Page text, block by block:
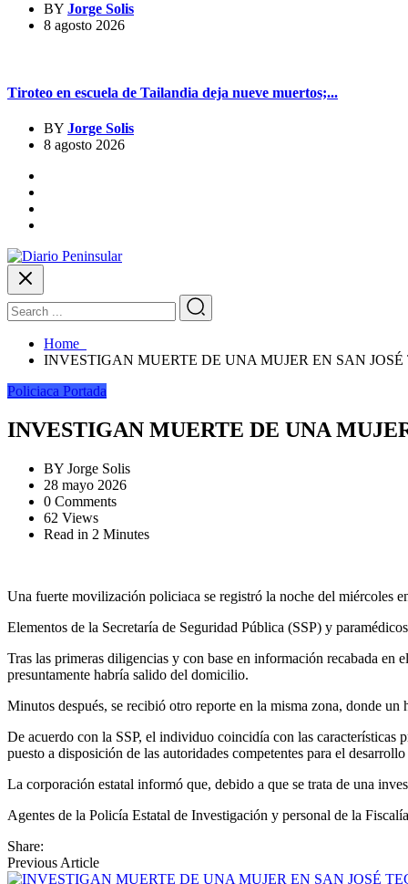
BY Jorge Solis
8 agosto 2026
Tiroteo en escuela de Tailandia deja nueve muertos;...
BY Jorge Solis
8 agosto 2026
Home
INVESTIGAN MUERTE DE UNA MUJER EN SAN
Policiaca Portada
INVESTIGAN MUERTE DE UNA
BY Jorge Solis
28 mayo 2026
0 Comments
62 Views
Read in 2 Minutes
Una fuerte movilización policiaca se registró la noche del miércoles
Elementos de la Secretaría de Seguridad Pública (SSP) y
Tras las primeras diligencias y con base en información recabada en
presuntamente habría salido del domicilio.
Minutos después, se recibió otro reporte en la misma zona, donde
De acuerdo con la SSP, el individuo coincidía con las características
puesto a disposición de las autoridades competentes para el
La corporación estatal informó que, debido a que se trata de una
Agentes de la Policía Estatal de Investigación y personal de la
Share:
Previous Article